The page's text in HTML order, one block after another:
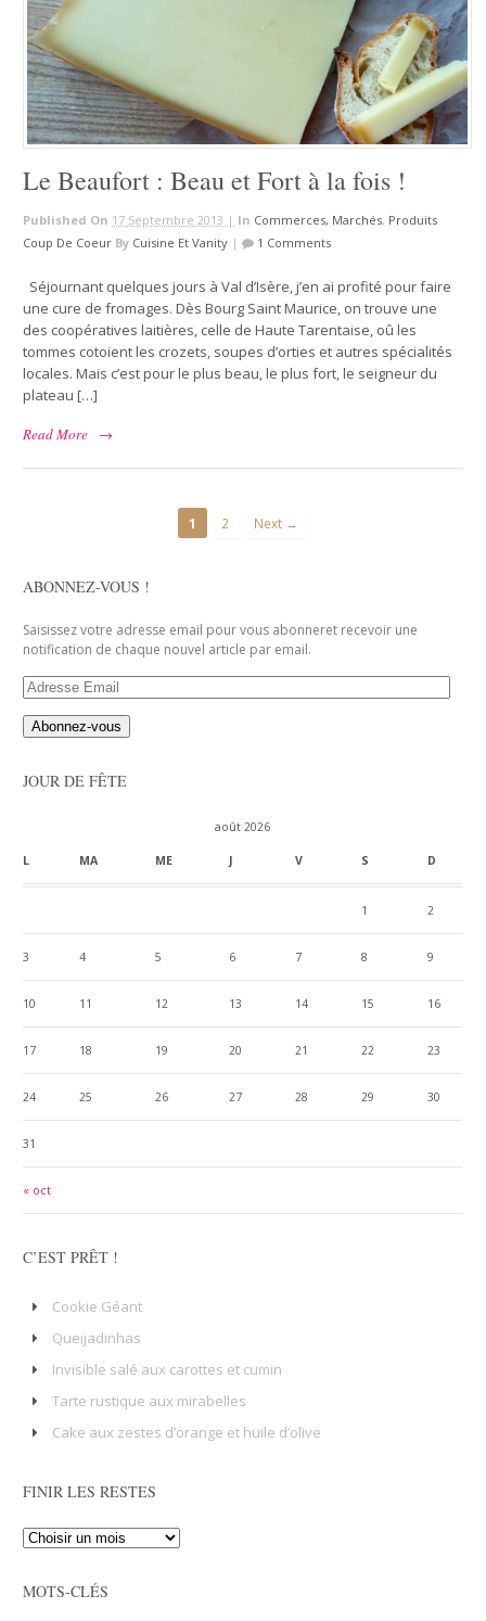
Le Beaufort : Beau et Fort à la fois !
Published On 17 Septembre 2013 | In Commerces, Marchés, Produits
Coup De Coeur By Cuisine Et Vanity | 1 Comments
Séjournant quelques jours à Val d’Isère, j’en ai profité pour faire
une cure de fromages. Dès Bourg Saint Maurice, on trouve une
des coopératives laitières, celle de Haute Tarentaise, oû les
tommes cotoient les crozets, soupes d’orties et autres spécialités
locales. Mais c’est pour le plus beau, le plus fort, le seigneur du
plateau […]
Read More
→
1 2 Next →
ABONNEZ-VOUS !
Saisissez votre adresse email pour vous abonneret recevoir une
notification de chaque nouvel article par email.
Adresse
JOUR DE FÊTE
août 2026
L MA ME J V S D
« oct
1 2
3 4 5 6 7 8 9
10 11 12 13 14 15 16
17 18 19 20 21 22 23
24 25 26 27 28 29 30
31
C’EST PRÊT !
Cookie Géant
Queijadinhas
Invisible salé aux carottes et cumin
Tarte rustique aux mirabelles
Cake aux zestes d’orange et huile d’olive
FINIR LES RESTES
MOTS-CLÉS